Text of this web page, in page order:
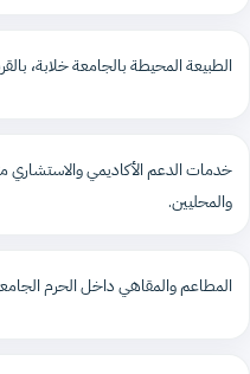
الطبيعة المحيطة بالجامعة خلابة،
خدمات الدعم الأكاديمي والاستشاري
والمحليين.
المطاعم والمقاهي داخل الحرم